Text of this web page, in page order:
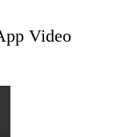
Video